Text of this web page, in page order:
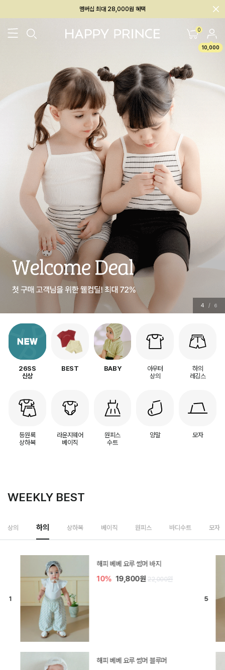
회원전용 아울렛, 가입하면 ~60% 할인!
0
10,000
5 / 6
26SS
신상
BEST BABY
아우터
상의
하의
레깅스
등원룩
상하복
라운지웨어
베이직
원피스
수트
양말 모자
WEEKLY BEST
상의 하의 상하복 베이직 원피스 바디수트 모자
[SIZE ~6Y] 델린 린넨 바지
10% 21,600원 24,000원
듀이 아기 바지